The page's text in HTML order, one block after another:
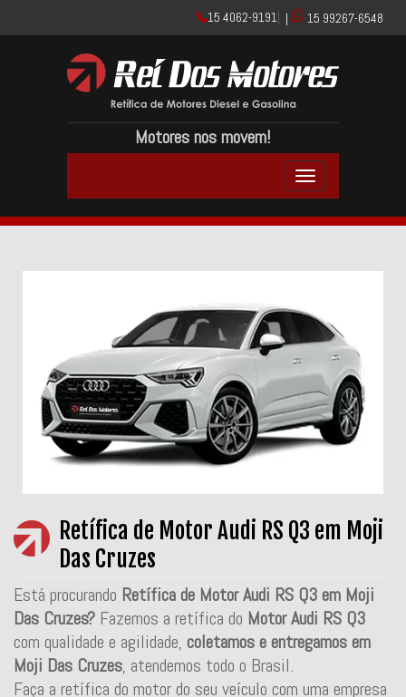
15 4062-9191| | 15 99267-6548
Motores nos movem!
Retífica de Motor Audi RS Q3 em Moji
Das Cruzes
Está procurando Retífica de Motor Audi RS Q3 em Moji
Das Cruzes? Fazemos a retífica do Motor Audi RS Q3
com qualidade e agilidade, coletamos e entregamos em
Moji Das Cruzes, atendemos todo o Brasil.
Faça a retífica do motor do seu veículo com uma empresa